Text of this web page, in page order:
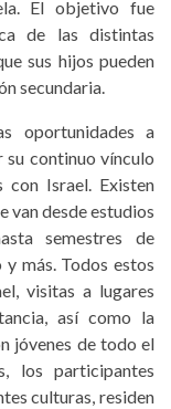
El objetivo fue
de las distintas
sus hijos pueden
secundaria.
oportunidades a
su continuo vínculo
Israel. Existen
van desde estudios
semestres de
más. Todos estos
visitas a lugares
así como la
jóvenes de todo el
los participantes
culturas, residen